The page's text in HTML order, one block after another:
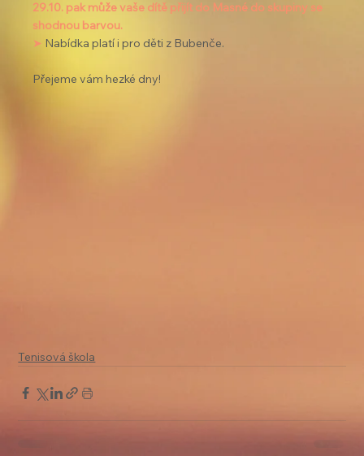
29.10. pak může vaše dítě přijít do Masné do skupiny se
shodnou barvou.
➤ Nabídka platí i pro děti z Bubenče.
Přejeme vám hezké dny!
Tenisová škola